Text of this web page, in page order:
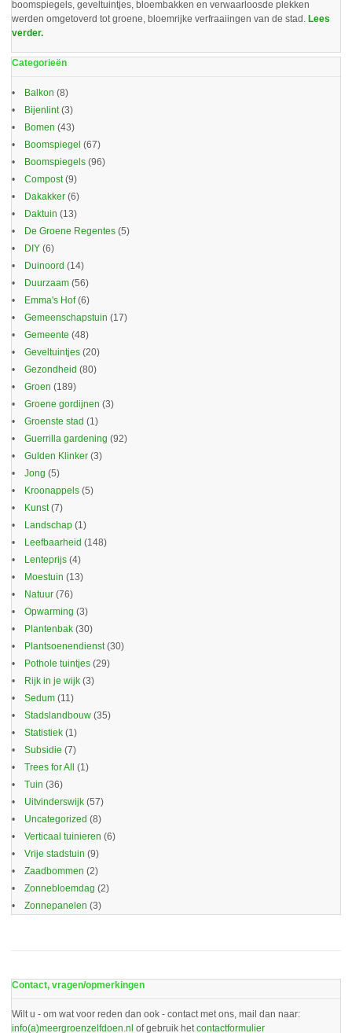
boomspiegels, geveltuintjes, bloembakken en verwaarloosde plekken
werden omgetoverd tot groene, bloemrijke verfraaiingen van de stad. Lees
verder.
Categorieën
Balkon (8)
Bijenlint(3)
Bomen (43)
Boomspiegel (67)
Boomspiegels (96)
Compost(9)
Dakakker (6)
Daktuin (13)
De Groene Regentes (5)
DIY (6)
Duinoord (14)
Duurzaam (56)
Emma's Hof(6)
Gemeenschapstuin (17)
Gemeente (48)
Geveltuintjes (20)
Gezondheid (80)
Groen (189)
Groene gordijnen (3)
Groenste stad (1)
Guerrilla gardening (92)
Gulden Klinker (3)
Jong (5)
Kroonappels (5)
Kunst(7)
Landschap (1)
Leefbaarheid (148)
Lenteprijs (4)
Moestuin (13)
Natuur (76)
Opwarming (3)
Plantenbak (30)
Plantsoenendienst(30)
Pothole tuintjes (29)
Rijk in je wijk (3)
Sedum (11)
Stadslandbouw (35)
Statistiek (1)
Subsidie (7)
Trees for All
(1)
Tuin (36)
Uitvinderswijk (57)
Uncategorized (8)
Verticaal tuinieren (6)
Vrije stadstuin (9)
Zaadbommen (2)
Zonnebloemdag (2)
Zonnepanelen (3)
Contact, vragen/opmerkingen
Wilt u - om wat voor reden dan ook - contact met ons, mail dan naar:
info(a)meergroenzelfdoen.nl of gebruik het contactformulier